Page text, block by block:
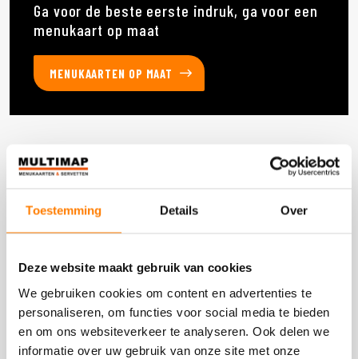
Toestemming Details Over
Deze website maakt gebruik van cookies
We gebruiken cookies om content en advertenties te
personaliseren, om functies voor social media te bieden
en om ons websiteverkeer te analyseren. Ook delen we
informatie over uw gebruik van onze site met onze
Ga voor de beste eerste indruk, ga voor een
menukaart op maat
MENUKAARTEN OP MAAT
Deze producten heb je eerder bekeken